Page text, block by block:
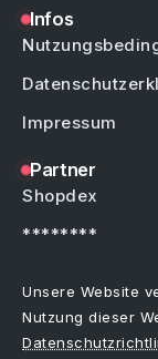
Infos
Impressum
Partner
Shopdex
********
Copyright ©
Unsere Website
Nutzung dieser